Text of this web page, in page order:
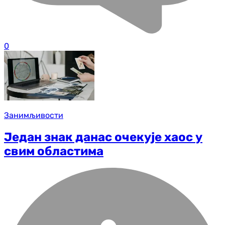
0
Занимљивости
Један знак данас очекује хаос у
свим областима